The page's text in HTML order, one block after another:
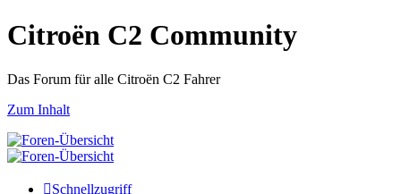
Citroën C2 Community
Das Forum für alle Citroën C2 Fahrer
Zum Inhalt
Schnellzugriff